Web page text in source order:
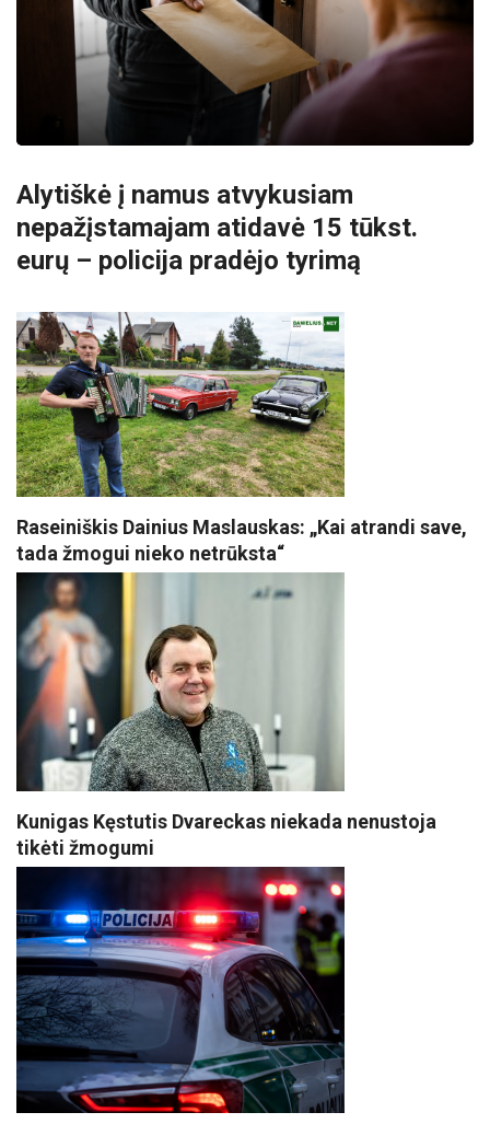
Alytiškė į namus atvykusiam
nepažįstamajam atidavė 15 tūkst.
eurų – policija pradėjo tyrimą
Raseiniškis Dainius Maslauskas: „Kai atrandi save,
tada žmogui nieko netrūksta“
Kunigas Kęstutis Dvareckas niekada nenustoja
tikėti žmogumi